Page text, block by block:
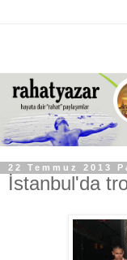
22 Temmuz 2013
İstanbul'da